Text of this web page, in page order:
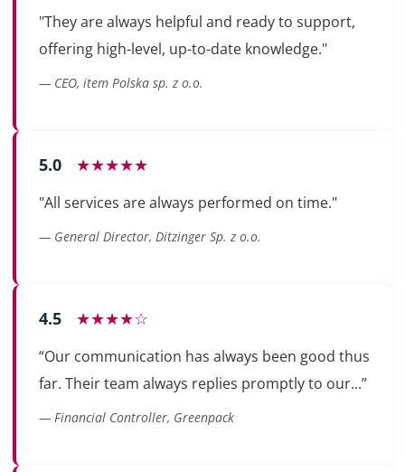
"They are always helpful and ready to support,
offering high-level, up-to-date knowledge."
— CEO, item Polska sp. z o.o.
5.0 ★★★★★
"All services are always performed on time."
— General Director, Ditzinger Sp. z o.o.
4.5 ★★★★☆
“Our communication has always been good thus
far. Their team always replies promptly to our...”
— Financial Controller, Greenpack